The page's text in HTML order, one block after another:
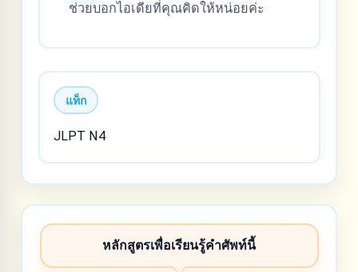
ช่วยบอกไอเดียที่คุณคิดให้หน่อยค่ะ
แท็ก
JLPT N4
หลักสูตรเพื่อเรียนรู้คำศัพท์นี้